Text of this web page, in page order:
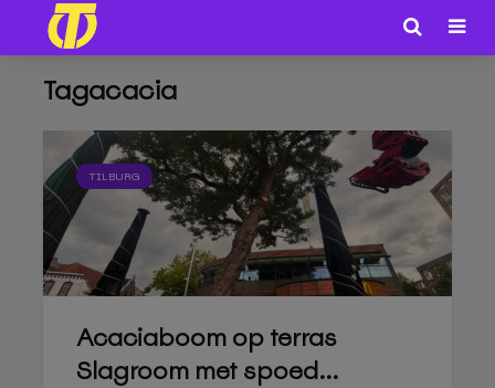
Tagacacia
TILBURG
Acaciaboom op terras
Slagroom met spoed...